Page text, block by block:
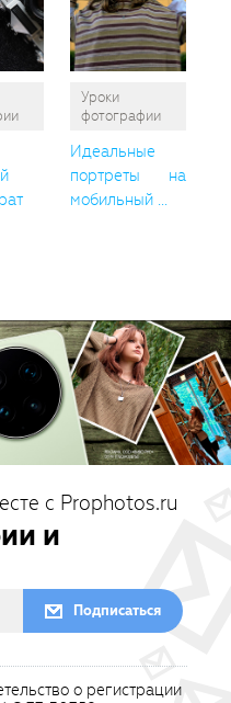
Уроки
фотографии
Идеальные
портреты на
мобильный ...
с Prophotos.ru
и
Подписаться
о регистрации